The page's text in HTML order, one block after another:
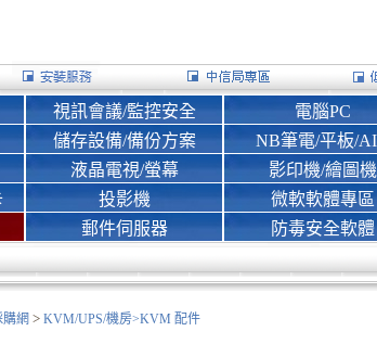
視訊會議/監控安全
儲存設備/備份方案
液晶電視/螢幕
投影機
郵件伺服器
電腦PC
NB筆電/平板/
影印機/繪圖機
微軟軟體專區
防毒安全軟體
購網 > KVM/UPS/機房>KVM 配件